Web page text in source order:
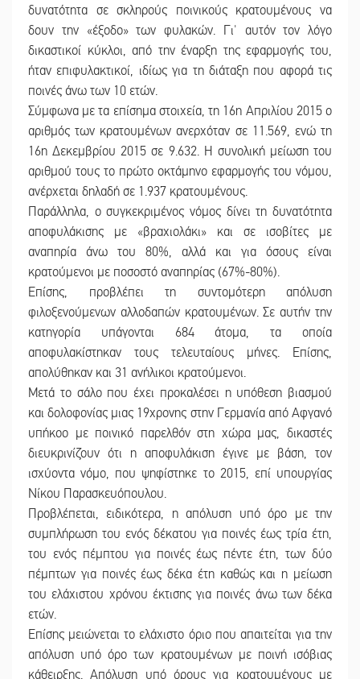
δυνατότητα σε σκληρούς ποινικούς κρατουμένους να
δουν την «έξοδο» των φυλακών. Γι' αυτόν τον λόγο
δικαστικοί κύκλοι, από την έναρξη της εφαρμογής του,
ήταν επιφυλακτικοί, ιδίως για τη διάταξη που αφορά τις
ποινές άνω των 10 ετών.
Σύμφωνα με τα επίσημα στοιχεία, τη 16η Απριλίου 2015 ο
αριθμός των κρατουμένων ανερχόταν σε 11.569, ενώ τη
16η Δεκεμβρίου 2015 σε 9.632. Η συνολική μείωση του
αριθμού τους το πρώτο οκτάμηνο εφαρμογής του νόμου,
ανέρχεται δηλαδή σε 1.937 κρατουμένους.
Παράλληλα, ο συγκεκριμένος νόμος δίνει τη δυνατότητα
αποφυλάκισης με «βραχιολάκι» και σε ισοβίτες με
αναπηρία άνω του 80%, αλλά και για όσους είναι
κρατούμενοι με ποσοστό αναπηρίας (67%-80%).
Επίσης, προβλέπει τη συντομότερη απόλυση
φιλοξενούμενων αλλοδαπών κρατουμένων. Σε αυτήν την
κατηγορία υπάγονται 684 άτομα, τα οποία
αποφυλακίστηκαν τους τελευταίους μήνες. Επίσης,
απολύθηκαν και 31 ανήλικοι κρατούμενοι.
Μετά το σάλο που έχει προκαλέσει η υπόθεση βιασμού
και δολοφονίας μιας 19χρονης στην Γερμανία από Αφγανό
υπήκοο με ποινικό παρελθόν στη χώρα μας, δικαστές
διευκρινίζουν ότι η αποφυλάκιση έγινε με βάση, τον
ισχύοντα νόμο, που ψηφίστηκε το 2015, επί υπουργίας
Νίκου Παρασκευόπουλου.
Προβλέπεται, ειδικότερα, η απόλυση υπό όρο με την
συμπλήρωση του ενός δέκατου για ποινές έως τρία έτη,
του ενός πέμπτου για ποινές έως πέντε έτη, των δύο
πέμπτων για ποινές έως δέκα έτη καθώς και η μείωση
του ελάχιστου χρόνου έκτισης για ποινές άνω των δέκα
ετών.
Επίσης μειώνεται το ελάχιστο όριο που απαιτείται για την
απόλυση υπό όρο των κρατουμένων με ποινή ισόβιας
κάθειρξης. Απόλυση υπό όρους για κρατουμένους με